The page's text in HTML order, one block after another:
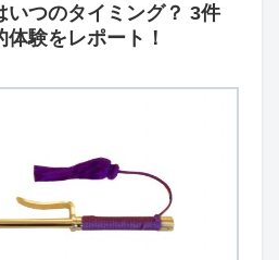
いつのタイミング？ 3件
験をレポート！